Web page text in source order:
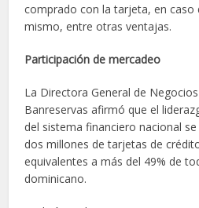
comprado con la tarjeta, en caso
mismo, entre otras ventajas.
Participación de mercadeo
La Directora General de
Banreservas afirmó que el
del sistema financiero nacional
dos millones de tarjetas de
equivalentes a más del 49% de
dominicano.